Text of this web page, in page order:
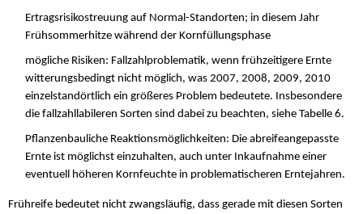
Ertragsrisikostreuung auf Normal-Standorten; in diesem Jahr
Frühsommerhitze während der Kornfüllungsphase
mögliche Risiken: Fallzahlproblematik, wenn frühzeitigere Ernte
witterungsbedingt nicht möglich, was 2007, 2008, 2009, 2010
einzelstandörtlich ein größeres Problem bedeutete. Insbesondere
die fallzahllabileren Sorten sind dabei zu beachten, siehe Tabelle 6.
Pflanzenbauliche Reaktionsmöglichkeiten: Die abreifeangepasste
Ernte ist möglichst einzuhalten, auch unter Inkaufnahme einer
eventuell höheren Kornfeuchte in problematischeren Erntejahren.
Frühreife bedeutet nicht zwangsläufig, dass gerade mit diesen Sorten